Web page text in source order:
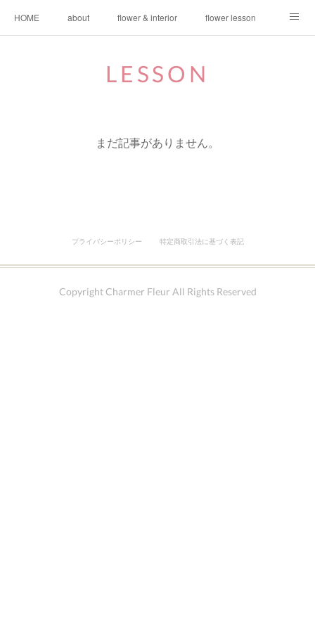
HOME about flower & interior flower lesson
LESSON
まだ記事がありません。
プライバシーポリシー 特定商取引法に基づく表記
Copyright Charmer Fleur All Rights Reserved